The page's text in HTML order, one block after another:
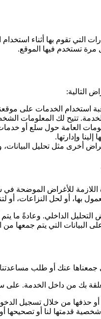
مرة تستخدم فيها الموقع.
التالية:
استخدام الخدمات على
تتيح لك المعلومات
العامة حول سلع أو
وإدارتها.
مثل تحليل البيانات،
للأغراض الموضحة في
بها، أو لحل النزاعات، أو
الداخلي. وعادةً ما يتم
البيانات التي يتم جمعها من
عنك أو طلب
بك من داخل الخدمة. على
حذفها من خلال تسجيل
قدمتها لنا أو تصحيحها